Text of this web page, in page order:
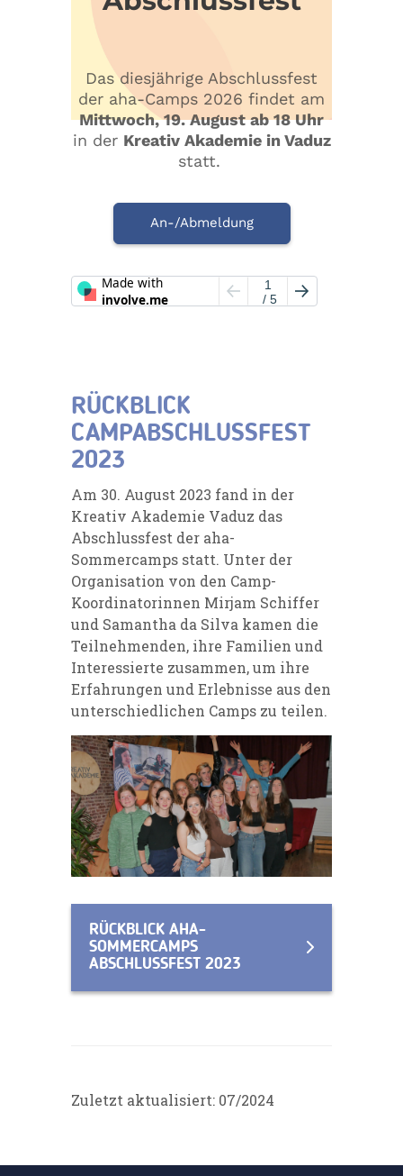
RÜCKBLICK
CAMPABSCHLUSSFEST
2023
Am 30. August 2023 fand in der
Kreativ Akademie Vaduz das
Abschlussfest der aha-
Sommercamps statt. Unter der
Organisation von den Camp-
Koordinatorinnen Mirjam Schiffer
und Samantha da Silva kamen die
Teilnehmenden, ihre Familien und
Interessierte zusammen, um ihre
Erfahrungen und Erlebnisse aus den
unterschiedlichen Camps zu teilen.
RÜCKBLICK AHA-
SOMMERCAMPS
ABSCHLUSSFEST 2023
Zuletzt aktualisiert: 07/2024